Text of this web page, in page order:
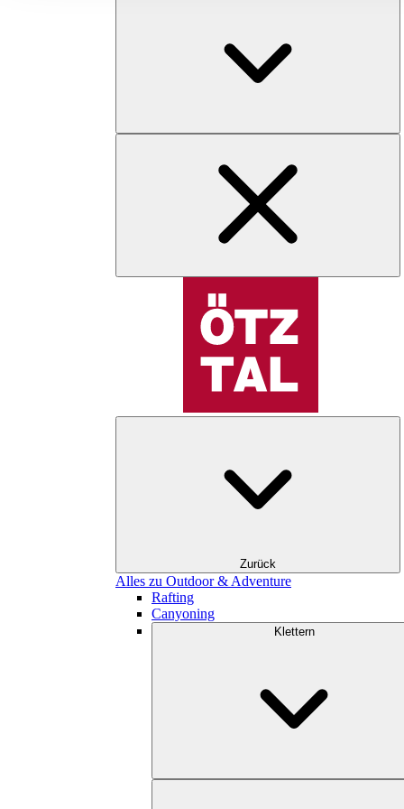
Zurück
Alles zu Outdoor & Adventure
Rafting
Canyoning
Klettern